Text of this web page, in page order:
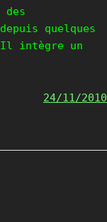
quelques
Il intègre un
24/11/2010